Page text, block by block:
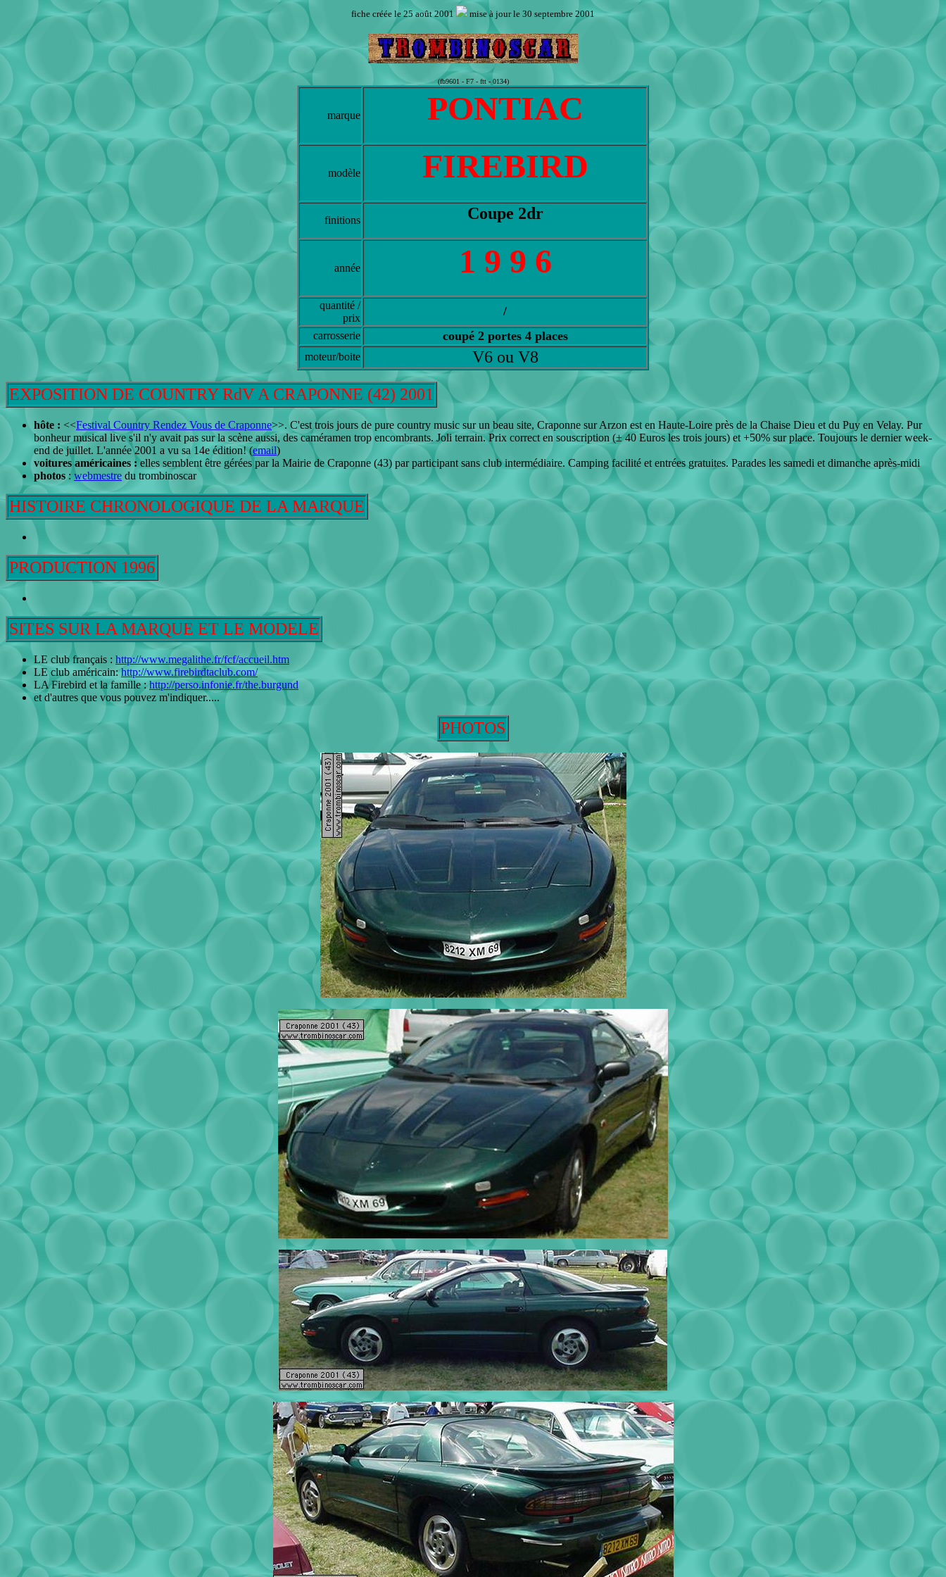
fiche créée le 25 août 2001 mise à jour le 30 septembre 2001
(fb9601 - F7 - ftt - 0134)
marque PONTIAC
modèle FIREBIRD
finitions Coupe 2dr
année 1 9 9 6
quantité /
prix
/
carrosserie coupé 2 portes 4 places
moteur/boite V6 ou V8
EXPOSITION DE COUNTRY RdV A CRAPONNE (42) 2001
hôte : <<Festival Country Rendez Vous de Craponne>>. C'est trois jours de pure country music sur un beau site, Craponne sur Arzon est en Haute-Loire près de la Chaise Dieu et du Puy en Velay. Pur
bonheur musical live s'il n'y avait pas sur la scène aussi, des caméramen trop encombrants. Joli terrain. Prix correct en souscription (± 40 Euros les trois jours) et +50% sur place. Toujours le dernier week-
end de juillet. L'année 2001 a vu sa 14e édition! (email)
voitures américaines : elles semblent être gérées par la Mairie de Craponne (43) par participant sans club intermédiaire. Camping facilité et entrées gratuites. Parades les samedi et dimanche après-midi
photos: webmestre du trombinoscar
HISTOIRE CHRONOLOGIQUE DE LA MARQUE
PRODUCTION 1996
SITES SUR LA MARQUE ET LE MODELE
LE club français : http://www.megalithe.fr/fcf/accueil.htm
LE club américain:http://www.firebirdtaclub.com/
LA Firebird et la famille :http://perso.infonie.fr/the.burgund
et d'autres que vous pouvez m'indiquer.....
PHOTOS